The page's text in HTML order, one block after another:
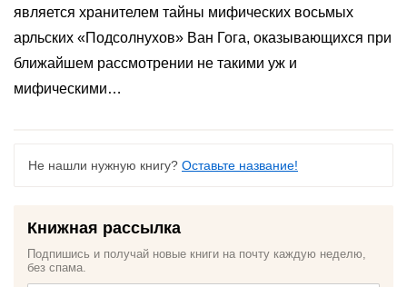
является хранителем тайны мифических восьмых
арльских «Подсолнухов» Ван Гога, оказывающихся при
ближайшем рассмотрении не такими уж и
мифическими…
Не нашли нужную книгу? Оставьте название!
Книжная рассылка
Подпишись и получай новые книги на почту каждую неделю,
без спама.